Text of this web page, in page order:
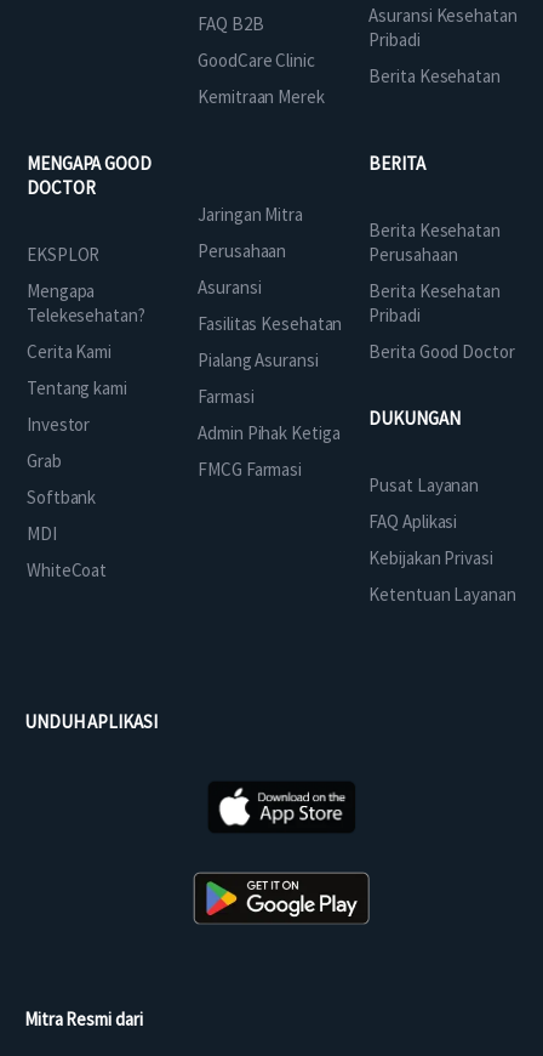
FAQ B2B
GoodCare Clinic
Kemitraan Merek
Asuransi Kesehatan
Pribadi
Berita Kesehatan
MENGAPA GOOD
DOCTOR
EKSPLOR
Mengapa
Telekesehatan?
Cerita Kami
Tentang kami
Investor
Grab
Softbank
MDI
WhiteCoat
Jaringan Mitra
Perusahaan
Asuransi
Fasilitas Kesehatan
Pialang Asuransi
Farmasi
Admin Pihak Ketiga
FMCG Farmasi
BERITA
Berita Kesehatan
Perusahaan
Berita Kesehatan
Pribadi
Berita Good Doctor
DUKUNGAN
Pusat Layanan
FAQ Aplikasi
Kebijakan Privasi
Ketentuan Layanan
UNDUH APLIKASI
Mitra Resmi dari